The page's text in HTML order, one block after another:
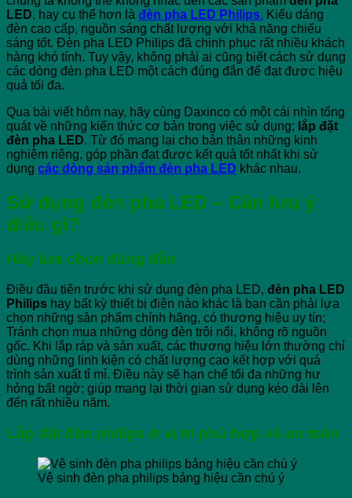
LED, hay cụ thể hơn là đèn pha LED Philips. Kiểu dáng
đèn cao cấp, nguồn sáng chất lượng với khả năng chiếu
sáng tốt. Đèn pha LED Philips đã chinh phục rất nhiều khách
hàng khó tính. Tuy vậy, không phải ai cũng biết cách sử dụng
các dòng đèn pha LED một cách đúng đắn để đạt được hiệu
quả tối đa.
Qua bài viết hôm nay, hãy cùng Daxinco có một cái nhìn tổng
quát về những kiến thức cơ bản trong việc sử dụng; lắp đặt
đèn pha LED. Từ đó mang lại cho bản thân những kinh
nghiệm riêng, góp phần đạt được kết quả tốt nhất khi sử
dụng các dòng sản phẩm đèn pha LED khác nhau.
Sử dụng đèn pha LED – Cần lưu ý
điều gì?
Hãy lựa chọn đúng đắn
Điều đầu tiên trước khi sử dụng đèn pha LED, đèn pha LED
Philips hay bất kỳ thiết bị điện nào khác là bạn cần phải lựa
chọn những sản phẩm chính hãng, có thương hiệu uy tín;
Tránh chọn mua những dòng đèn trôi nổi, không rõ nguồn
gốc. Khi lắp ráp và sản xuất, các thương hiệu lớn thường chỉ
dùng những linh kiện có chất lượng cao kết hợp với quá
trình sản xuất tỉ mỉ. Điều này sẽ hạn chế tối đa những hư
hỏng bất ngờ; giúp mang lại thời gian sử dụng kéo dài lên
đến rất nhiều năm.
Lắp đặt đèn philips ở vị trí phù hợp và an toàn
Vệ sinh đèn pha philips bảng hiệu cần chú ý